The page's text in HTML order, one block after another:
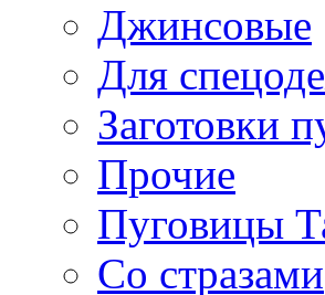
Джинсовые
Для
Заготовки
Прочие
Пуговицы
Со стразами